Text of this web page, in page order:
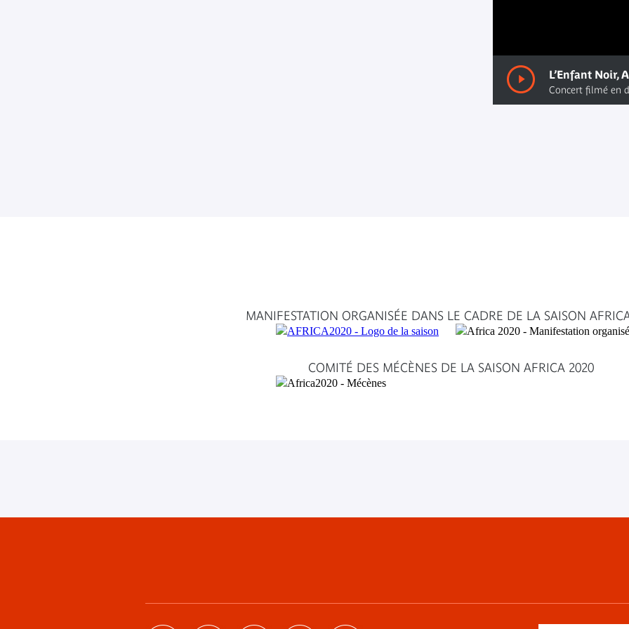
00:00 / 00:00
MANIFESTATION ORGANISÉE DANS LE CADRE DE LA SAISON
COMITÉ DES MÉCÈNES DE LA SAISON AFRICA 2020
menu